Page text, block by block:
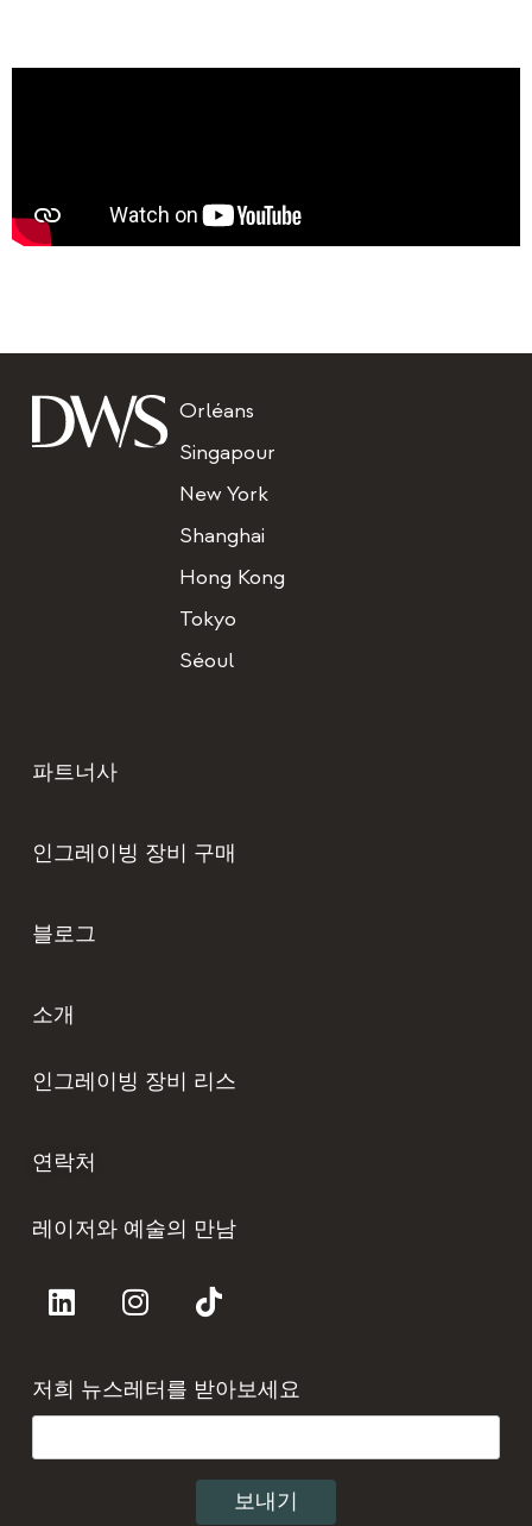
Orléans
Singapour
New York
Shanghai
Hong Kong
Tokyo
Séoul
파트너사
인그레이빙 장비 구매
블로그
소개
인그레이빙 장비 리스
연락처
레이저와 예술의 만남
저희 뉴스레터를 받아보세요